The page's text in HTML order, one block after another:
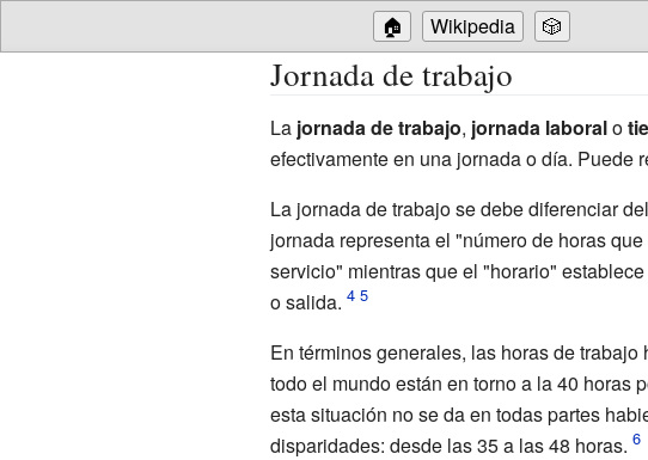
🏠 Wikipedia 🎲
Jornada de trabajo
La jornada de trabajo, jornada laboralo
efectivamente en una jornada o día. Puede
La jornada de trabajo se debe diferenciar
jornada representa el "número de horas
servicio" mientras que el "horario"
o salida.
En términos generales, las horas de
todo el mundo están en torno a la 40 horas
esta situación no se da en todas partes
disparidades: desde las 35 a las 48 horas.